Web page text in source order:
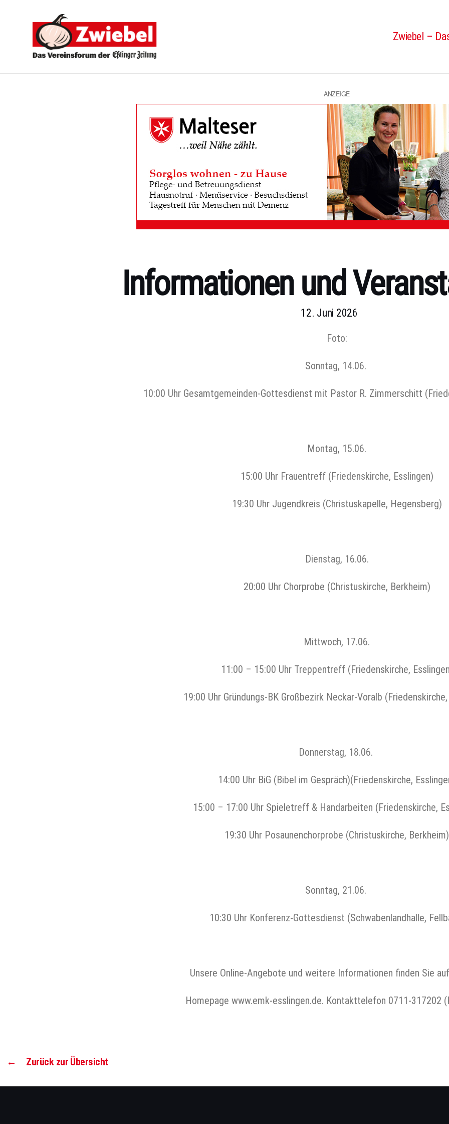
-
Zwiebel –
ANZEIGE
Informationen und
12. Juni 2026
Foto:
Sonntag, 14.06.
10:00 Uhr Gesamtgemeinden-Gottesdienst mit Pastor R. Zimmerschitt
Montag, 15.06.
15:00 Uhr Frauentreff (Friedenskirche, Esslingen)
19:30 Uhr Jugendkreis (Christuskapelle, Hegensberg)
Dienstag, 16.06.
20:00 Uhr Chorprobe (Christuskirche, Berkheim)
Mittwoch, 17.06.
11:00 – 15:00 Uhr Treppentreff (Friedenskirche,
19:00 Uhr Gründungs-BK Großbezirk Neckar-Voralb
Donnerstag, 18.06.
14:00 Uhr BiG (Bibel im Gespräch)(Friedenskirche,
15:00 – 17:00 Uhr Spieletreff & Handarbeiten (Friedenskirche,
19:30 Uhr Posaunenchorprobe (Christuskirche, Berkheim)
Sonntag, 21.06.
10:30 Uhr Konferenz-Gottesdienst (Schwabenlandhalle,
Unsere Online-Angebote und weitere Informationen finden Sie
Homepage www.emk-esslingen.de. Kontakttelefon 0711-317202
← Zurück zur Übersicht